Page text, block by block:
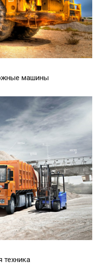
машины
техника